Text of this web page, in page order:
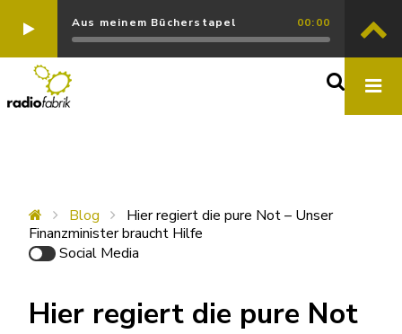
Aus meinem Bücherstapel 00:00
Blog
Hier regiert die pure Not – Unser
Finanzminister braucht Hilfe
Social Media
Hier regiert die pure Not